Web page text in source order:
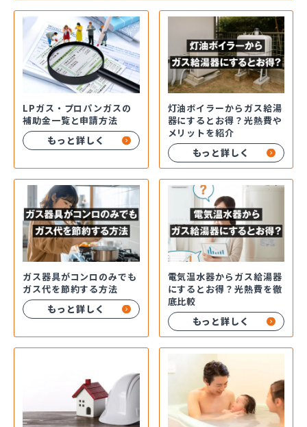
LPガス・プロパンガスの
補助金一覧と申請方法
もっと詳しく
灯油ボイラーからガス給湯
器にするとお得？光熱費や
メリットを紹介
もっと詳しく
ガス器具がコンロのみでも
ガス代を節約する方法
もっと詳しく
電気温水器からガス給湯器
にするとお得？光熱費を徹
底比較
もっと詳しく